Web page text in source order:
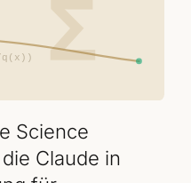
Science
Claude in